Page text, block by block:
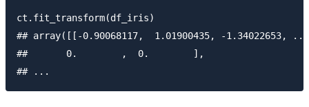
ct.fit_transform(df_iris)
## array([[-0.90068117,  1.01900435, -
##       0.        ,  0.        ],